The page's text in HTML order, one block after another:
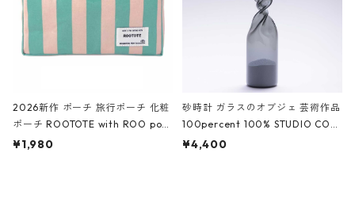
2026新作 ポーチ 旅行ポーチ 化粧
ポーチ ROOTOTE with ROO pou
ch 3532 ルートート WR.ポーチ.ラ
¥1,980
砂時計 ガラスのオブジェ 芸術作品
100percent 100% STUDIO COH
AKU Timeless 100パーセント ス
¥4,400